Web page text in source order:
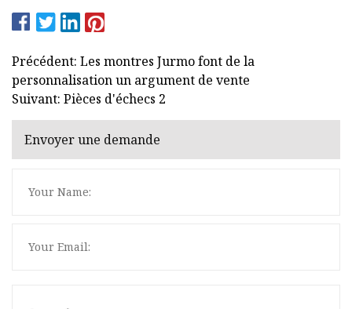
Précédent: Les montres Jurmo font de la
personnalisation un argument de vente
Suivant: Pièces d'échecs 2
Envoyer une demande